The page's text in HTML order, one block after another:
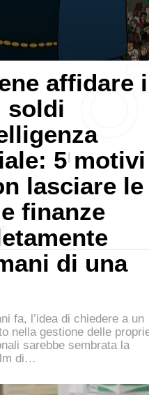
affidare i
soldi
5 motivi
lasciare le
finanze
di una
fa, l’idea di chiedere a un
nella gestione delle
sarebbe sembrata la
di…